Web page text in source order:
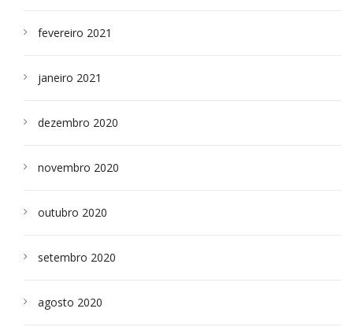
fevereiro 2021
janeiro 2021
dezembro 2020
novembro 2020
outubro 2020
setembro 2020
agosto 2020